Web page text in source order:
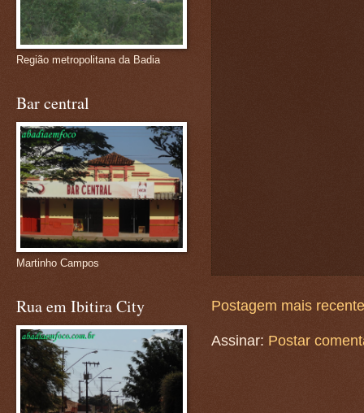
Postagem mais recente
Assinar: Postar
Região metropolitana da Badia
Bar central
Martinho Campos
Rua em Ibitira City